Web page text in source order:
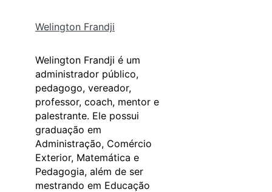
Welington Frandji
Welington Frandji é um
administrador público,
pedagogo, vereador,
professor, coach, mentor e
palestrante. Ele possui
graduação em
Administração, Comércio
Exterior, Matemática e
Pedagogia, além de ser
mestrando em Educação